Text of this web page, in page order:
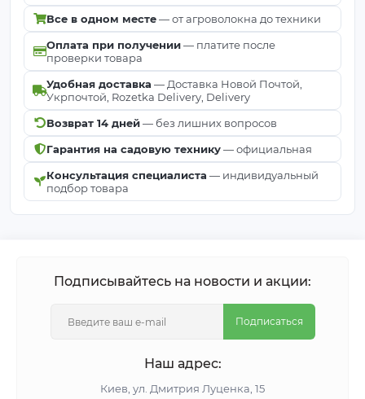
Все в одном месте— от агроволокна до техники
Оплата при получении— платите после
проверки товара
Удобная доставка — Доставка Новой Почтой,
Укрпочтой, Rozetka Delivery, Delivery
Возврат 14 дней— без лишних вопросов
Гарантия на садовую технику— официальная
Консультация специалиста — индивидуальный
подбор товара
Подписывайтесь на новости и акции:
Подписаться
Наш адрес:
Киeв, ул. Дмитрия Луценка, 15